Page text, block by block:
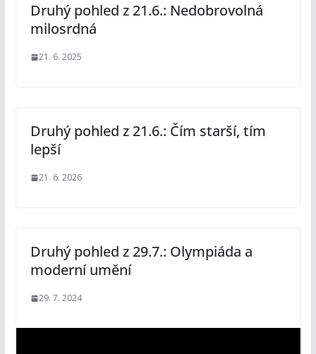
Druhý pohled z 21.6.: Nedobrovolná
milosrdná
21. 6. 2025
Druhý pohled z 21.6.: Čím starší, tím
lepší
21. 6. 2026
Druhý pohled z 29.7.: Olympiáda a
moderní umění
29. 7. 2024